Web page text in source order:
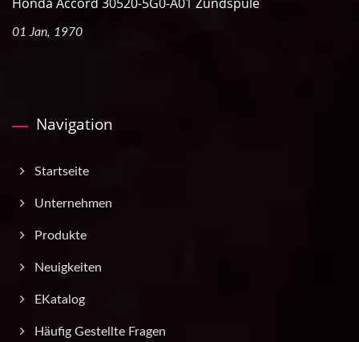
Honda Accord 30520-5G0-A01 Zündspule
01 Jan, 1970
Navigation
Startseite
Unternehmen
Produkte
Neuigkeiten
EKatalog
Häufig Gestellte Fragen